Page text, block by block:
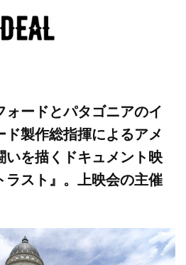
ォードとパタゴニアのイ
ド製作総指揮によるアメ
いを描くドキュメント映
ラスト』。上映会の主催